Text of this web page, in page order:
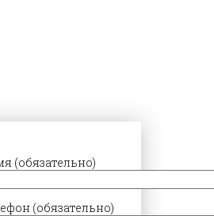
(обязательно)
(обязательно)